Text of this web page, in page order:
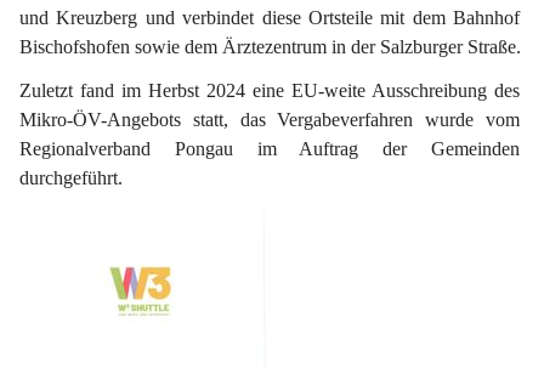
und Kreuzberg und verbindet diese Ortsteile mit dem Bahnhof
Bischofshofen sowie dem Ärztezentrum in der Salzburger Straße.
Zuletzt fand im Herbst 2024 eine EU-weite Ausschreibung des
Mikro-ÖV-Angebots statt, das Vergabeverfahren wurde vom
Regionalverband Pongau im Auftrag der Gemeinden
durchgeführt.